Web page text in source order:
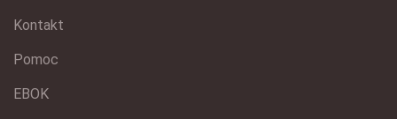
Kontakt
Pomoc
EBOK